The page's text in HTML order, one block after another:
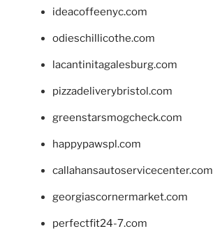
ideacoffeenyc.com
odieschillicothe.com
lacantinitagalesburg.com
pizzadeliverybristol.com
greenstarsmogcheck.com
happypawspl.com
callahansautoservicecenter.com
georgiascornermarket.com
perfectfit24-7.com